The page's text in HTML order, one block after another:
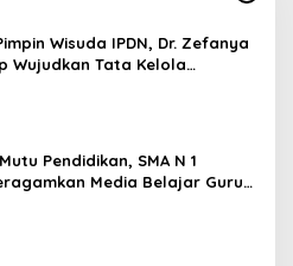
Wisuda IPDN, Dr. Zefanya
Wujudkan Tata Kelola
Pendidikan, SMA N 1
Media Belajar Guru